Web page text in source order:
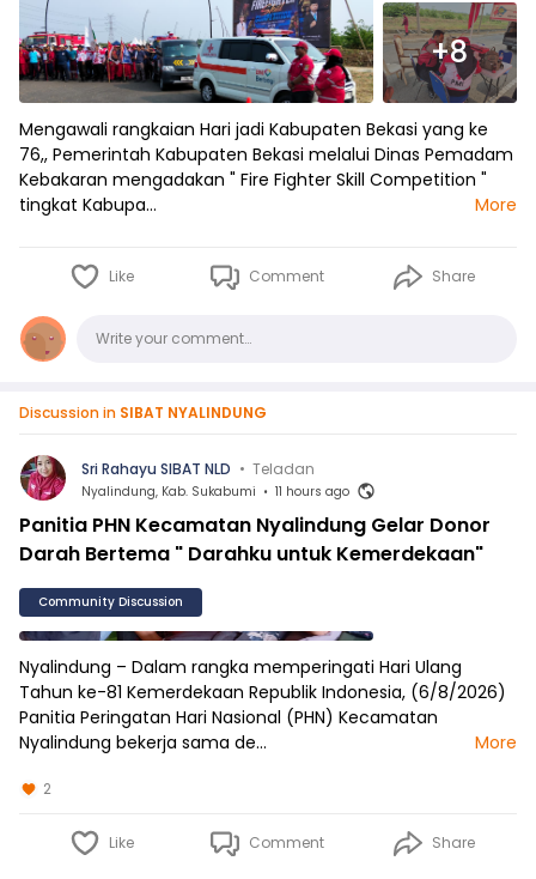
+8
Mengawali rangkaian Hari jadi Kabupaten Bekasi yang ke
76,, Pemerintah Kabupaten Bekasi melalui Dinas Pemadam
Kebakaran mengadakan " Fire Fighter Skill Competition "
tingkat Kabupa…
More
Like Comment Share
CommentsWrite your comment…
Discussion in SIBAT NYALINDUNG
Sri Rahayu SIBAT NLD • Teladan
Nyalindung, Kab. Sukabumi • 11 hours ago
Panitia PHN Kecamatan Nyalindung Gelar Donor
Darah Bertema " Darahku untuk Kemerdekaan"
Community Discussion
Nyalindung – Dalam rangka memperingati Hari Ulang
Tahun ke-81 Kemerdekaan Republik Indonesia, (6/8/2026)
Panitia Peringatan Hari Nasional (PHN) Kecamatan
Nyalindung bekerja sama de…
More
2
Like Comment Share